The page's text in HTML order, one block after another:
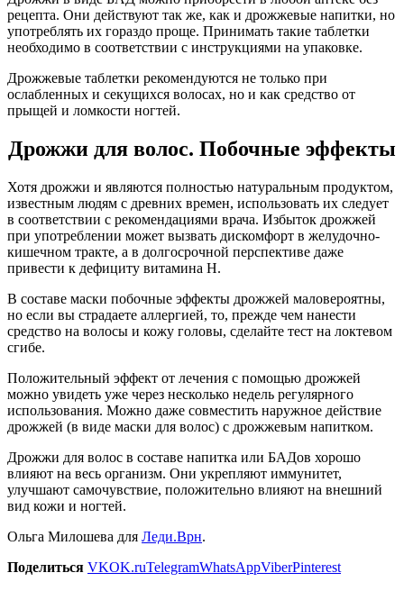
рецепта. Они действуют так же, как и дрожжевые напитки, но
употреблять их гораздо проще. Принимать такие таблетки
необходимо в соответствии с инструкциями на упаковке.
Дрожжевые таблетки рекомендуются не только при
ослабленных и секущихся волосах, но и как средство от
прыщей и ломкости ногтей.
Дрожжи для волос. Побочные эффекты
Хотя дрожжи и являются полностью натуральным продуктом,
известным людям с древних времен, использовать их следует
в соответствии с рекомендациями врача. Избыток дрожжей
при употреблении может вызвать дискомфорт в желудочно-
кишечном тракте, а в долгосрочной перспективе даже
привести к дефициту витамина Н.
В составе маски побочные эффекты дрожжей маловероятны,
но если вы страдаете аллергией, то, прежде чем нанести
средство на волосы и кожу головы, сделайте тест на локтевом
сгибе.
Положительный эффект от лечения с помощью дрожжей
можно увидеть уже через несколько недель регулярного
использования. Можно даже совместить наружное действие
дрожжей (в виде маски для волос) с дрожжевым напитком.
Дрожжи для волос в составе напитка или БАДов хорошо
влияют на весь организм. Они укрепляют иммунитет,
улучшают самочувствие, положительно влияют на внешний
вид кожи и ногтей.
Ольга Милошева для Леди.Врн.
Поделиться VKOK.ruTelegramWhatsAppViberPinterest